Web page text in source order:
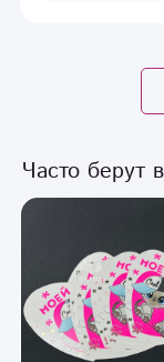
Часто берут